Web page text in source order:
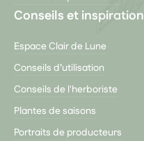
Conseils et
Espace Clair de Lune
Conseils d’utilisation
Conseils de l'herboriste
Plantes de saisons
Portraits de producteurs